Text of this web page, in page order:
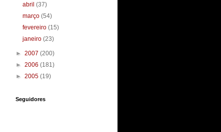
abril(37)
março(54)
fevereiro(15)
janeiro(23)
► 2007 (200)
► 2006 (181)
► 2005 (19)
Seguidores